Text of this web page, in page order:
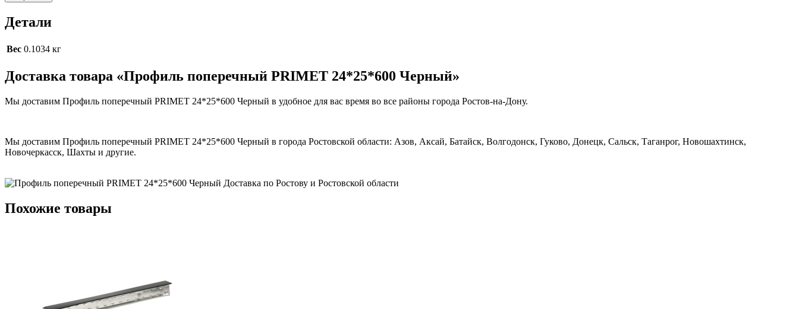
Детали
Вес 0.1034 кг
Доставка товара «Профиль поперечный PRIMET 24*25*600 Черный»
Мы доставим Профиль поперечный PRIMET 24*25*600 Черный в удобное для вас время во все районы города Ростов-на-Дону.
Мы доставим Профиль поперечный PRIMET 24*25*600 Черный в города Ростовской области: Азов, Аксай, Батайск, Волгодонск, Гуково, Донецк, Сальск, Таганрог, Новошахтинск,
Новочеркасск, Шахты и другие.
Похожие товары